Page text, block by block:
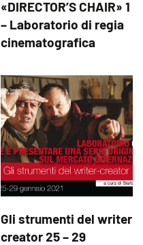
«DIRECTOR’S CHAIR» 1
– Laboratorio di regia
cinematografica
Gli strumenti del writer
creator 25 – 29